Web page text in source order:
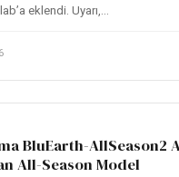
eklendi. Uyarı,...
BluEarth-AllSeason2
All-Season Model